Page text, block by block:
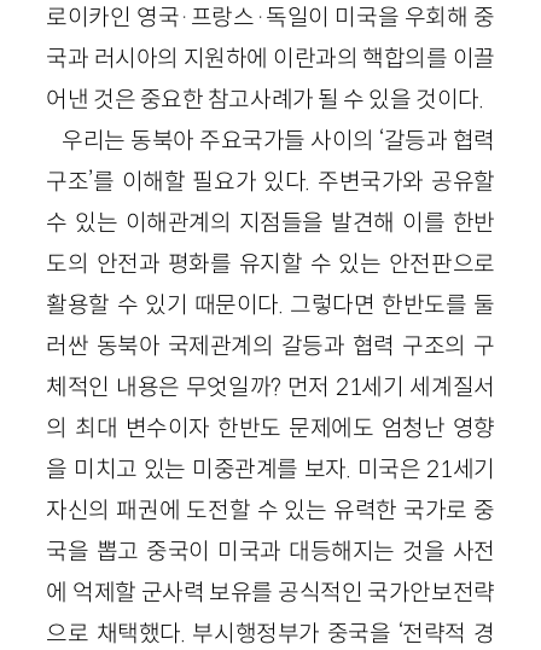
로이카인 영국·프랑스·독일이 미국을 우회해 중
국과 러시아의 지원하에 이란과의 핵합의를 이끌
어낸 것은 중요한 참고사례가 될 수 있을 것이다.
우리는 동북아 주요국가들 사이의 ‘갈등과 협력
구조’를 이해할 필요가 있다. 주변국가와 공유할
수 있는 이해관계의 지점들을 발견해 이를 한반
도의 안전과 평화를 유지할 수 있는 안전판으로
활용할 수 있기 때문이다. 그렇다면 한반도를 둘
러싼 동북아 국제관계의 갈등과 협력 구조의 구
체적인 내용은 무엇일까? 먼저 21세기 세계질서
의 최대 변수이자 한반도 문제에도 엄청난 영향
을 미치고 있는 미중관계를 보자. 미국은 21세기
자신의 패권에 도전할 수 있는 유력한 국가로 중
국을 뽑고 중국이 미국과 대등해지는 것을 사전
에 억제할 군사력 보유를 공식적인 국가안보전략
으로 채택했다. 부시행정부가 중국을 ‘전략적 경